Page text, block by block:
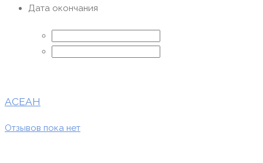
Дата окончания
АСЕАН
Отзывов пока нет